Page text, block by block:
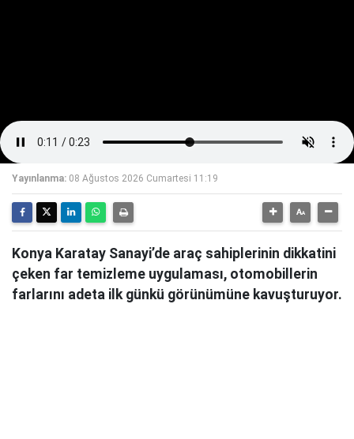
Yayınlanma: 08 Ağustos 2026 Cumartesi 11:19
Konya Karatay Sanayi’de araç sahiplerinin dikkatini
çeken far temizleme uygulaması, otomobillerin
farlarını adeta ilk günkü görünümüne kavuşturuyor.